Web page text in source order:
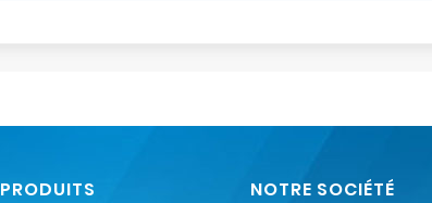
PRODUITS NOTRE SOCIÉTÉ